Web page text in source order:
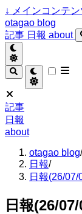
↓ メインコンテ
otagao blog
記事 日報 about
記事
日報
about
otagao blog/
日報/
日報(26/07/
日報(26/